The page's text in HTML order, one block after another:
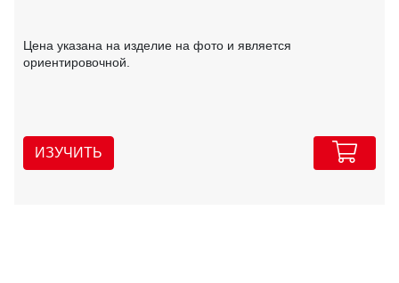
Цена указана на изделие на фото и является
ориентировочной.
ИЗУЧИТЬ